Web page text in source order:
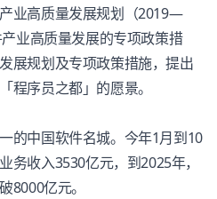
业高质量发展规划（2019—
业高质量发展的专项政策措
展规划及专项政策措施，提出
程序员之都」的愿景。
的中国软件名城。今年1月到10
务收入3530亿元，到2025年，
8000亿元。